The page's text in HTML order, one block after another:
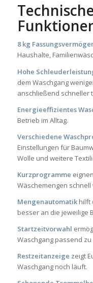
8 kg
Haushalte,
Hohe
dem Waschgang
anschließend schneller
Energieeffizientes
Betrieb im Alltag.
Verschiedene
Einstellungen für
Wolle und weitere
Kurzprogramme
Wäschemengen
Mengenautomatikhilft
besser an die jeweilige
Startzeitvorwahl
Waschgang passend
Restzeitanzeige zeigt
Waschgang noch läuft.